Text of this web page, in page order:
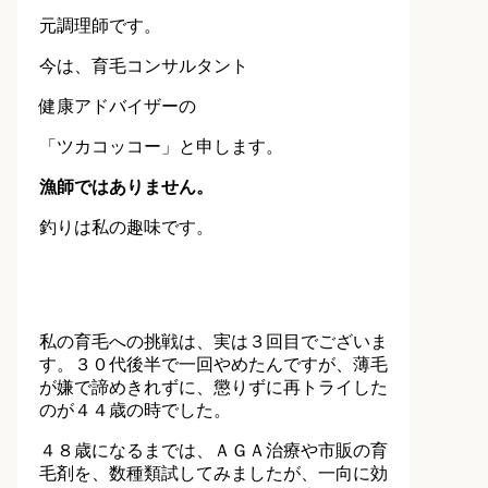
元調理師です。
今は、育毛コンサルタント
健康アドバイザーの
「ツカコッコー」と申します。
漁師ではありません。
釣りは私の趣味です。
私の育毛への挑戦は、実は３回目でございま
す。３０代後半で一回やめたんですが、薄毛
が嫌で諦めきれずに、懲りずに再トライした
のが４４歳の時でした。
４８歳になるまでは、ＡＧＡ治療や市販の育
毛剤を、数種類試してみましたが、一向に効